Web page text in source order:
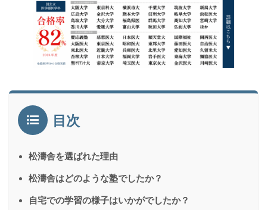
目次
松濤舎を選ばれた理由
松濤舎はどのような塾でしたか？
自宅での学習の様子はいかがでしたか？